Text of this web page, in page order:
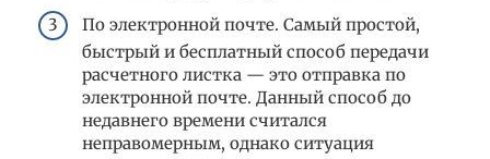
По электронной почте. Самый простой,
быстрый и бесплатный способ передачи
расчетного листка — это отправка по
электронной почте. Данный способ до
недавнего времени считался
неправомерным, однако ситуация